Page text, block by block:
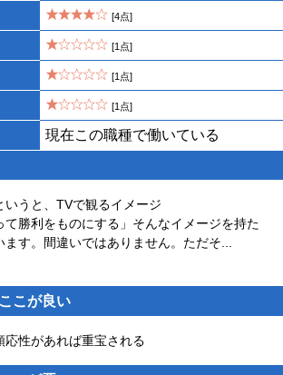
[4点]
[1点]
[1点]
[1点]
現在この職種で働いている
いうと、TVで観るイメージ
て勝利をものにする」そんなイメージを持た
ます。間違いではありません。ただそ
こが良い
応性があれば重宝される